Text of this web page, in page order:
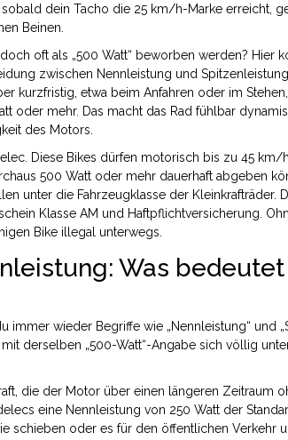
dein Tacho die 25 km/h-Marke erreicht,
Beinen.
oft als „500 Watt“ beworben werden? Hier
zwischen Nennleistung und
kurzfristig, etwa beim Anfahren oder im
oder mehr. Das macht das Rad fühlbar
des Motors.
. Diese Bikes dürfen motorisch bis zu 45 km/
500 Watt oder mehr dauerhaft abgeben
unter die Fahrzeugklasse der Kleinkrafträder.
Klasse AM und Haftpflichtversicherung.
Bike illegal unterwegs.
Was
wieder Begriffe wie „Nennleistung“ und
derselben „500-Watt“-Angabe sich völlig
die der Motor über einen längeren Zeitraum
eine Nennleistung von 250 Watt der
schieben oder es für den öffentlichen Verkehr